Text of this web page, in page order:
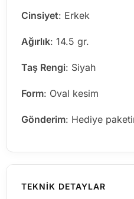
Cinsiyet: Erkek
Ağırlık: 14.5 gr.
Taş Rengi: Siyah
Form: Oval kesim
Gönderim: Hediye
TEKNIK DETAYLAR